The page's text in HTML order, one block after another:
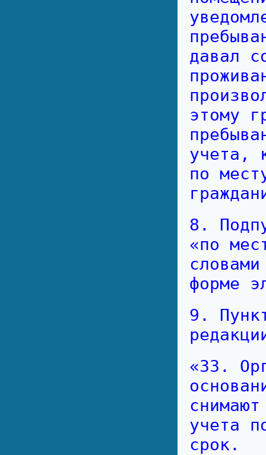
давал
этому
учета,
по
8.
«по
форме
9.
«33.
учета
срок.